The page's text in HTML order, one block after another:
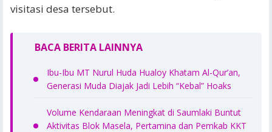
visitasi desa tersebut.
BACA BERITA LAINNYA
Ibu-Ibu MT Nurul Huda Hualoy Khatam Al-Qur’an,
Generasi Muda Diajak Jadi Lebih “Kebal” Hoaks
Volume Kendaraan Meningkat di Saumlaki Buntut
Aktivitas Blok Masela, Pertamina dan Pemkab KKT